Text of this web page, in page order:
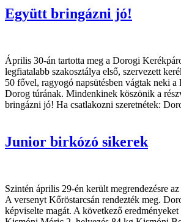
Együtt bringázni jó!
Április 30-án tartotta meg a Dorogi
legfiatalabb szakosztálya első, szervezett
50 fővel, ragyogó napsütésben vágtak neki
Dorog túrának. Mindenkinek köszönik a
bringázni jó! Ha csatlakozni szeretnétek:
Junior birkózó sikerek
Szintén április 29-én került megrendezésre
A versenyt Kőröstarcsán rendezték meg.
képviselte magát. A következő